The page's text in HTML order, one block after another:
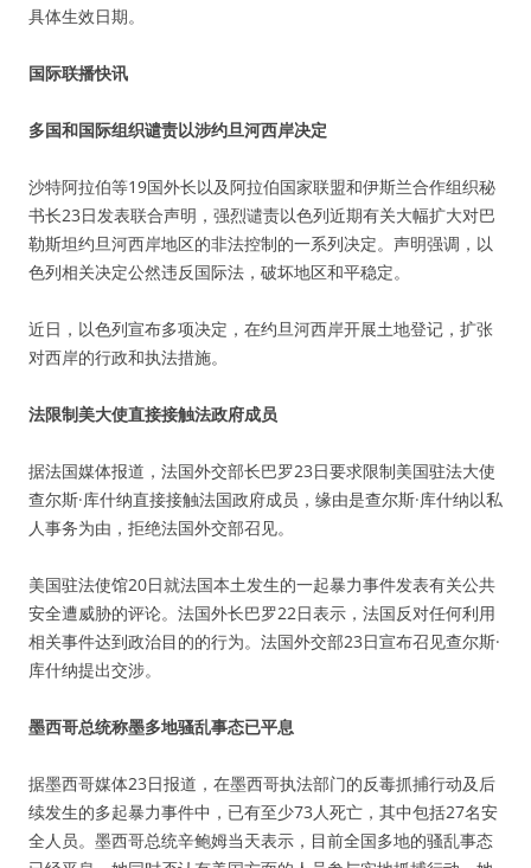
具体生效日期。
国际联播快讯
多国和国际组织谴责以涉约旦河西岸决定
沙特阿拉伯等19国外长以及阿拉伯国家联盟和伊斯兰合作组织秘
书长23日发表联合声明，强烈谴责以色列近期有关大幅扩大对巴
勒斯坦约旦河西岸地区的非法控制的一系列决定。声明强调，以
色列相关决定公然违反国际法，破坏地区和平稳定。
近日，以色列宣布多项决定，在约旦河西岸开展土地登记，扩张
对西岸的行政和执法措施。
法限制美大使直接接触法政府成员
据法国媒体报道，法国外交部长巴罗23日要求限制美国驻法大使
查尔斯·库什纳直接接触法国政府成员，缘由是查尔斯·库什纳以私
人事务为由，拒绝法国外交部召见。
美国驻法使馆20日就法国本土发生的一起暴力事件发表有关公共
安全遭威胁的评论。法国外长巴罗22日表示，法国反对任何利用
相关事件达到政治目的的行为。法国外交部23日宣布召见查尔斯·
库什纳提出交涉。
墨西哥总统称墨多地骚乱事态已平息
据墨西哥媒体23日报道，在墨西哥执法部门的反毒抓捕行动及后
续发生的多起暴力事件中，已有至少73人死亡，其中包括27名安
全人员。墨西哥总统辛鲍姆当天表示，目前全国多地的骚乱事态